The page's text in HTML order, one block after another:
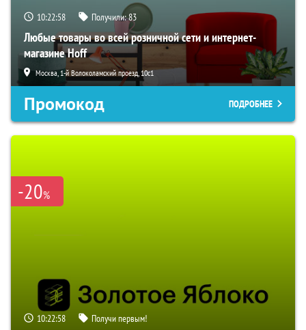
10:22:57 Получили:83
Любые товары во всей розничной сети и интернет-
магазине Hoff
Москва, 1-й Волоколамский проезд, 10с1
Промокод ПОДРОБНЕЕ
-20%
10:22:57 Получи первым!